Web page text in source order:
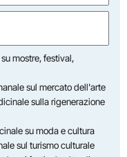
mostre, festival,
sul mercato dell'arte
sulla rigenerazione
su moda e cultura
sul turismo culturale